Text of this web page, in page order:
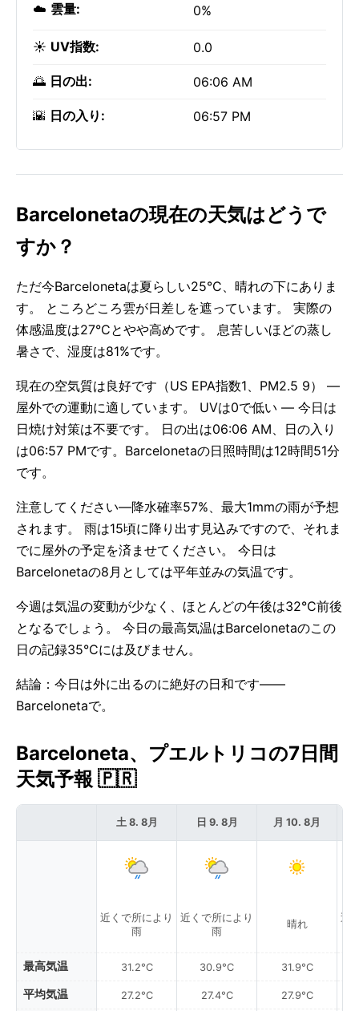
☁️ 雲量: 0%
☀️ UV指数: 0.0
🌅 日の出: 06:06 AM
🌇 日の入り: 06:57 PM
Barcelonetaの現在の天気はどうで
すか？
ただ今Barcelonetaは夏らしい25°C、晴れの下にありま
す。 ところどころ雲が日差しを遮っています。 実際の
体感温度は27°Cとやや高めです。 息苦しいほどの蒸し
暑さで、湿度は81%です。
現在の空気質は良好です（US EPA指数1、PM2.5 9） —
屋外での運動に適しています。 UVは0で低い — 今日は
日焼け対策は不要です。 日の出は06:06 AM、日の入り
は06:57 PMです。Barcelonetaの日照時間は12時間51分
です。
注意してください—降水確率57%、最大1mmの雨が予想
されます。 雨は15頃に降り出す見込みですので、それま
でに屋外の予定を済ませてください。 今日は
Barcelonetaの8月としては平年並みの気温です。
今週は気温の変動が少なく、ほとんどの午後は32°C前後
となるでしょう。 今日の最高気温はBarcelonetaのこの
日の記録35°Cには及びません。
結論：今日は外に出るのに絶好の日和です——
Barcelonetaで。
Barceloneta、プエルトリコの7日間
天気予報 🇵🇷
最高気温
平均気温
土 8. 8月
近くで所により
雨
31.2°C
27.2°C
日 9. 8月
近くで所により
雨
30.9°C
27.4°C
月 10. 8月
晴れ
31.9°C
27.9°C
近